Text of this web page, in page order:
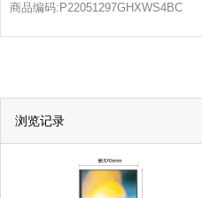
商品编码:P22051297GHXWS4BC
浏览记录